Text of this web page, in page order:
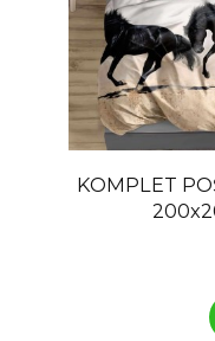
KOMPLET